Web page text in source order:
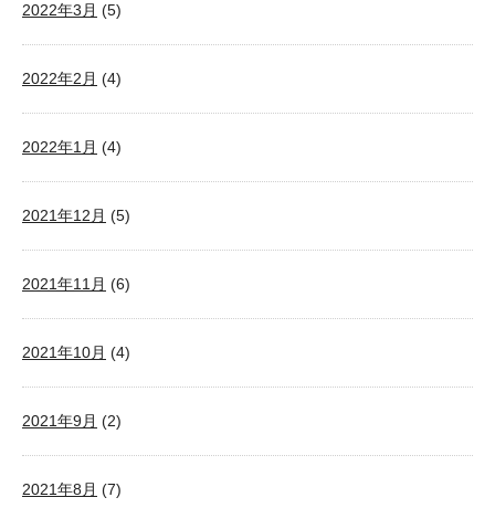
2022年3月 (5)
2022年2月 (4)
2022年1月 (4)
2021年12月 (5)
2021年11月 (6)
2021年10月 (4)
2021年9月 (2)
2021年8月 (7)